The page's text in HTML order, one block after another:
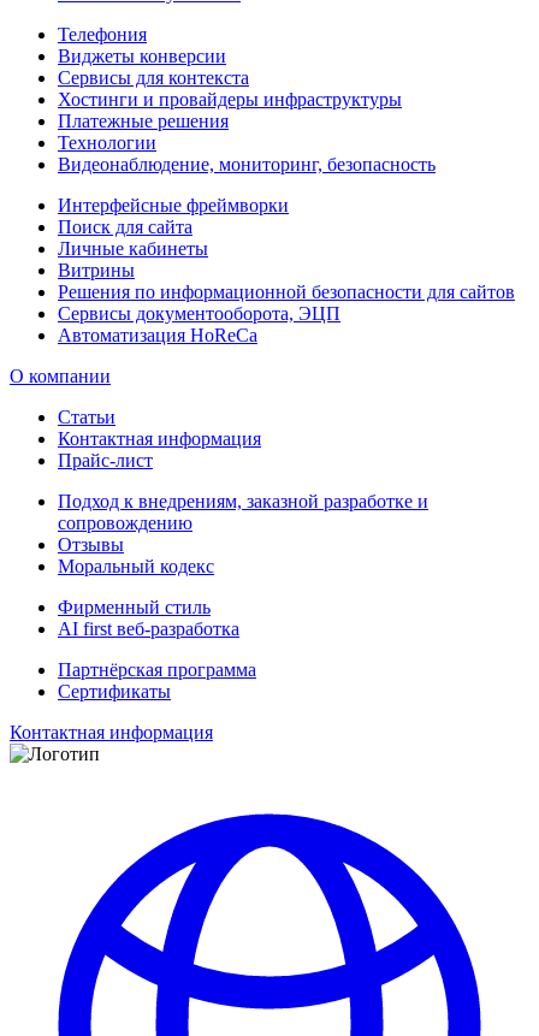
Телефония
Виджеты конверсии
Сервисы для контекста
Хостинги и провайдеры инфраструктуры
Платежные решения
Технологии
Видеонаблюдение, мониторинг, безопасность
Интерфейсные фреймворки
Поиск для сайта
Личные кабинеты
Витрины
Решения по информационной безопасности для сайтов
Сервисы документооборота, ЭЦП
Автоматизация HoReCa
О компании
Статьи
Контактная информация
Прайс-лист
Подход к внедрениям, заказной разработке и
сопровождению
Отзывы
Моральный кодекс
Фирменный стиль
AI first веб-разработка
Партнёрская программа
Сертификаты
Контактная информация